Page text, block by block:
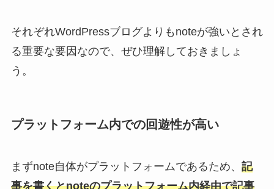
それぞれWordPressブログよりもnoteが強いとされ
る重要な要因なので、ぜひ理解しておきましょ
う。
プラットフォーム内での回遊性が高い
まずnote自体がプラットフォームであるため、 記
事を書くとnoteのプラットフォーム内経由で記事